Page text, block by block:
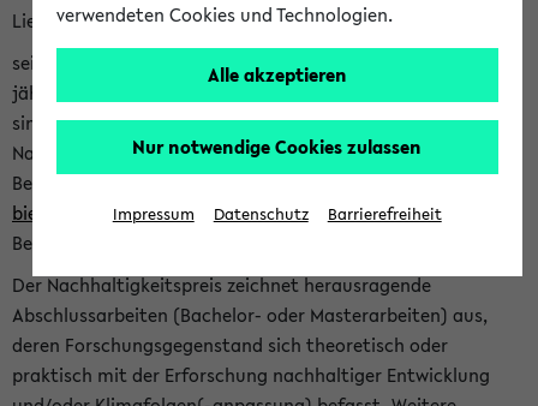
Liebe Studierende,
seit 2023 verleiht das Rektorat der Universität Bielefeld
jährlich den Nachhaltigkeitspreis für Abschlussarbeiten. Sie
sind herzlich eingeladen sich mit Ihrer Abschlussarbeit beim
Nachhaltigkeitsbüro zu bewerben. Bitte nutzen Sie für Ihre
Bewerbung dieses Formular<https://formulare.uni-
bielefeld.de/frontend-server/form/provide/913/>. Die
Bewerbungsfrist endet am 30.09.2026.
Der Nachhaltigkeitspreis zeichnet herausragende
Abschlussarbeiten (Bachelor- oder Masterarbeiten) aus,
deren Forschungsgegenstand sich theoretisch oder
praktisch mit der Erforschung nachhaltiger Entwicklung
verwendeten Cookies und Technologien.
Alle akzeptieren
Nur notwendige Cookies zulassen
Impressum Datenschutz Barrierefreiheit